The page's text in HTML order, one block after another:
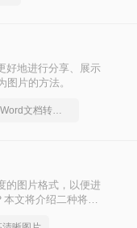
好地进行分享、展示
片的方法。
教你怎么快速Word文档转图片
的图片格式，以便进
本文将介绍二种将